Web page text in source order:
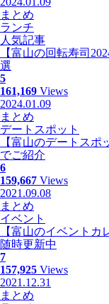
まとめ
ランチ
人気記事
【富山の回転寿司
選
5
161,169 Views
2024.01.09
まとめ
デートスポット
【富山のデートスポ
でご紹介
6
159,667 Views
2021.09.08
まとめ
イベント
【富山のイベントカ
随時更新中
7
157,925 Views
2021.12.31
まとめ